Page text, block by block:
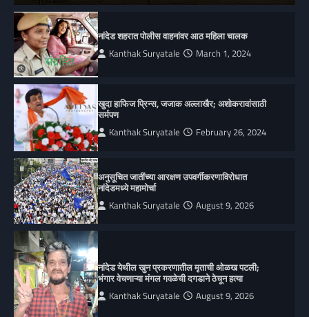
नांदेड शहरात पोलीस वाहनांवर आठ महिला चालक
Kanthak Suryatale March 1, 2024
खुदा हाफिज प्रिन्स, जजाक अल्लाखैर; अशोकरावांसाठी
सर्मपण
Kanthak Suryatale February 26, 2024
अनुसूचित जातींच्या आरक्षण उपवर्गीकरणाविरोधात
नांदेडमध्ये महामोर्चा
Kanthak Suryatale August 9, 2026
नांदेड येथील खुन प्रकरणातील मृताची ओळख पटली;
भंगार वेचणाऱ्या मंगल गवळेची दगडाने ठेचून हत्या
Kanthak Suryatale August 9, 2026